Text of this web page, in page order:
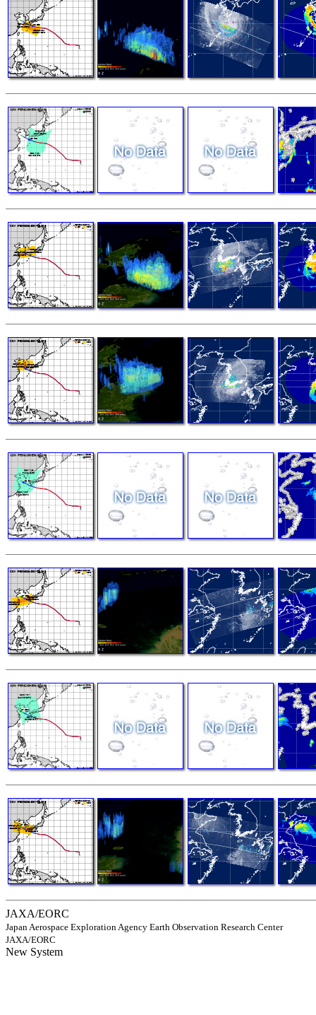
JAXA/EORC
Japan Aerospace Exploration Agency Earth Observation Research Center
JAXA/EORC
New System